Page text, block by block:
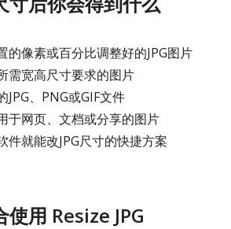
的像素或百分比调整好的JPG图片
需宽高尺寸要求的图片
JPG、PNG或GIF文件
于网页、文档或分享的图片
件就能改JPG尺寸的快捷方案
使用 Resize JPG